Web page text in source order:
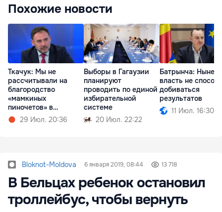
Похожие новости
Ткачук: Мы не
рассчитывали на
благородство
«мамкиных
пиночетов» в
правительстве
29 Июл. 20:36
Выборы в Гагаузии
планируют
проводить по единой
избирательной
системе
20 Июл. 22:22
Батрынча:
власть не
добиваться
результатов
11 Июл. 16:30
Bloknot-Moldova 6 января 2019, 08:44 13 718
В Бельцах ребенок остановил
троллейбус, чтобы вернуть